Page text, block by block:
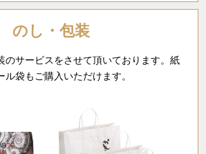
のし・包装
のサービスをさせて頂いております。紙
袋もご購入いただけます。